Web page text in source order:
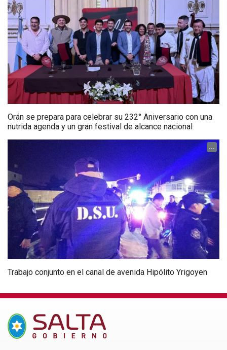
Orán se prepara para celebrar su 232° Aniversario con una
nutrida agenda y un gran festival de alcance nacional
...
Trabajo conjunto en el canal de avenida Hipólito Yrigoyen